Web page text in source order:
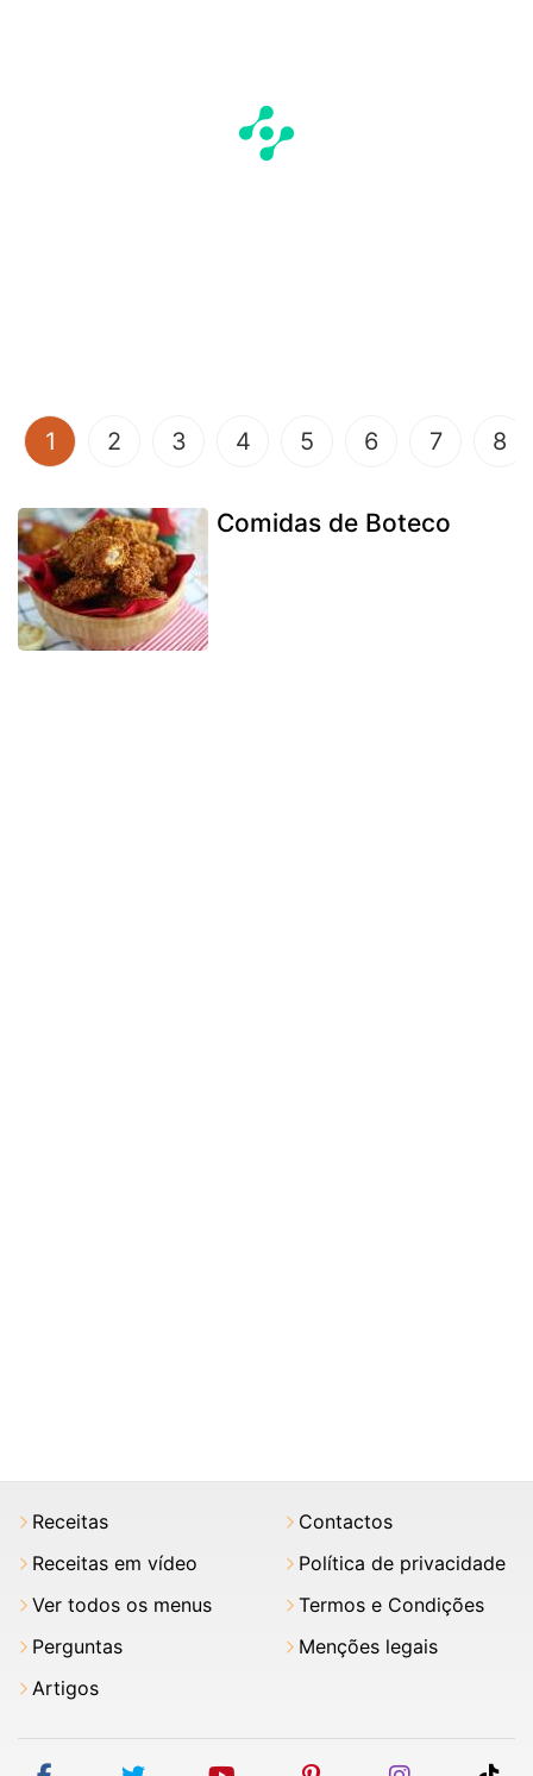
1 (current)
2 3 4 5 6 7 8
Comidas de Boteco
Receitas
Receitas em vídeo
Ver todos os menus
Perguntas
Artigos
Contactos
Política de privacidade
Termos e Condições
Menções legais